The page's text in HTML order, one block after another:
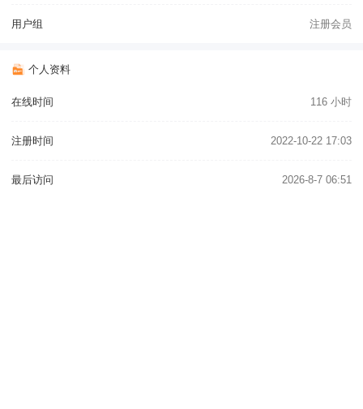
用户组 注册会员
个人资料
在线时间 116 小时
注册时间 2022-10-22 17:03
最后访问 2026-8-7 06:51